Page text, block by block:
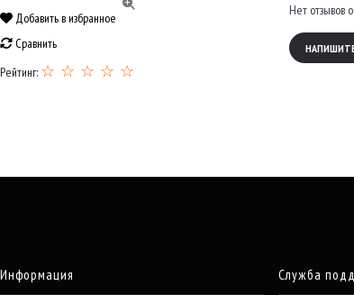
Добавить в избранное
Сравнить
Рейтинг: ☆ ☆ ☆ ☆ ☆
Нет отзывов
Информация Служба